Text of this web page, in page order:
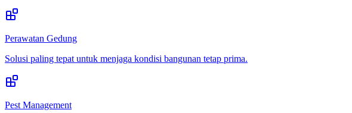
Perawatan Gedung
Solusi paling tepat untuk menjaga kondisi bangunan tetap prima.
Pest Management